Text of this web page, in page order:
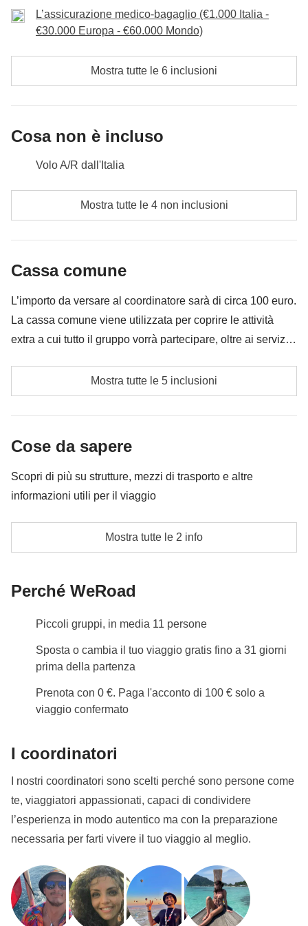
Incluso: Lezione di surf, Lezione di Yoga, cena di arrivederci
Cassa comune: eventuali transfer
Non incluso: Pasti
Cassa comune: eventuali transfer
: pasti e bevande
L’assicurazione medico-bagaglio (€1.000 Italia -
€30.000 Europa - €60.000 Mondo)
Mostra tutte le 6 inclusioni
Cosa non è incluso
Volo A/R dall'Italia
Pasti e bevande dove non indicato
infilare nello zaino
Tutto ciò che non è menzionato nella sezione "Cosa
Mostra tutte le 4 non inclusioni
Cassa comune
L’importo da versare al coordinatore sarà di circa 100 euro.
La cassa comune viene utilizzata per coprire le attività
extra a cui tutto il gruppo vorrà partecipare, oltre ai servizi
essere necessario implementarla ulteriormente, in ogni
caso verrà restituita la differenza non utilizzata.
tassa di soggiorno
Le attività ed extra che tutti i partecipanti avranno
Mostra tutte le 5 inclusioni
Cose da sapere
Scopri di più su strutture, mezzi di trasporto e altre
informazioni utili per il viaggio
L'alloggio sarà vicino al mare. Ma in caso di utilizzo di
transfer/ o affitto macchine sarà inserito in cassa
Info sulle camere private
Mostra tutte le 2 info
Perché WeRoad
Piccoli gruppi, in media 11 persone
Sposta o cambia il tuo viaggio gratis fino a 31 giorni
prima della partenza
Prenota con 0 €. Paga l'acconto di 100 € solo a
viaggio confermato
I coordinatori
I nostri coordinatori sono scelti perché sono persone come
te, viaggiatori appassionati, capaci di condividere
l’esperienza in modo autentico ma con la preparazione
necessaria per farti vivere il tuo viaggio al meglio.